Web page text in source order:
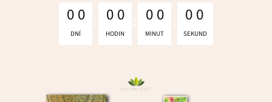
0 0
DNÍ
0 0
HODIN
0 0
MINUT
0 0
SEKUND